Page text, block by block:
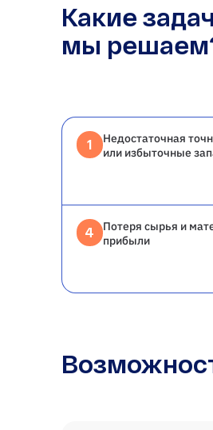
Какие
мы
1
Недостаточная
или избыточные
4
Потеря сырья и
прибыли